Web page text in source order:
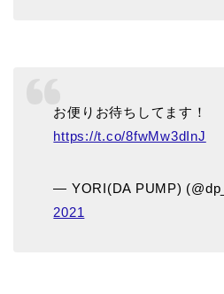
お便りお待ちしてます！
https://t.co/8fwMw3dInJ
— YORI(DA PUMP)
2021